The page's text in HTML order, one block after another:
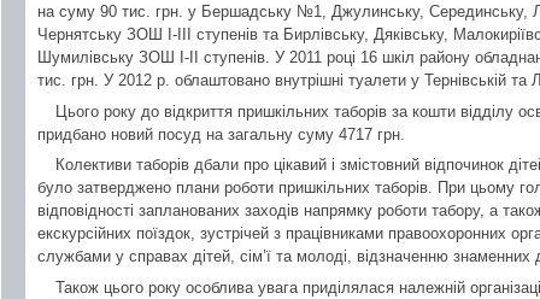
на суму 90 тис. грн. у Бершадську №1, Джулинську, Серединську,
Чернятську ЗОШ І-ІІІ ступенів та Бирлівську, Дяківську,
Шумилівську ЗОШ І-ІІ ступенів. У 2011 році 16 шкіл району
тис. грн. У 2012 р. облаштовано внутрішні туалети у Тернівській та
Цього року до відкриття пришкільних таборів за кошти відділу
придбано новий посуд на загальну суму 4717 грн.
Колективи таборів дбали про цікавий і змістовний відпочинок
було затверджено плани роботи пришкільних таборів. При цьому
відповідності запланованих заходів напрямку роботи табору, а
екскурсійних поїздок, зустрічей з працівниками правоохоронних
службами у справах дітей, сім’ї та молоді, відзначенню знаменних
Також цього року особлива увага приділялася належній